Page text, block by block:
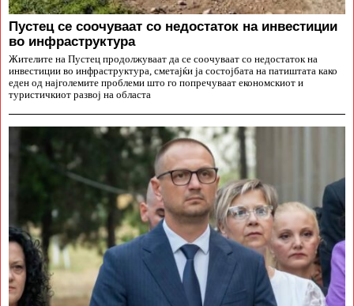
Пустец се соочуваат со недостаток на инвестиции
во инфраструктура
Жителите на Пустец продолжуваат да се соочуваат со недостаток на
инвестиции во инфраструктура, сметајќи ја состојбата на патиштата како
еден од најголемите проблеми што го попречуваат економскиот и
туристичкиот развој на областа